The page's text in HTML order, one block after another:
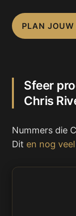
PLAN JOUW
Sfeer
Chris
Nummers die
Dit en nog